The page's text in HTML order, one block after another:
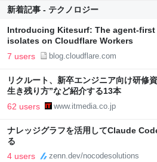
新着記事 - テクノロジー
Introducing Kitesurf: The agent-
isolates on Cloudflare Workers
7 users blog.cloudflare.com
リクルート、新卒エンジニア向け研
生き残り方”など紹介する13本
62 users www.itmedia.co.jp
ナレッジグラフを活用してClaude
る
4 users zenn.dev/nocodesolutions